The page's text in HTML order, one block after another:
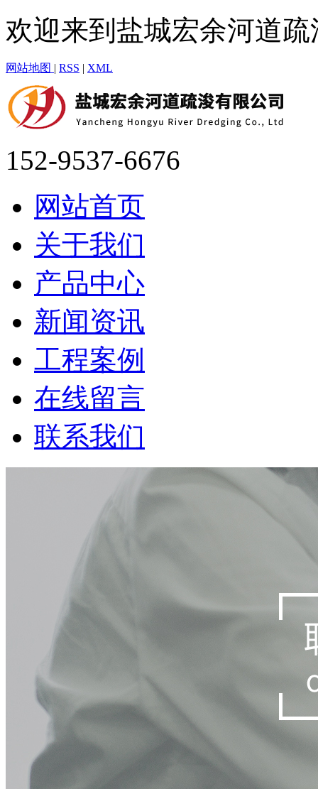
欢迎来到盐城宏余河道
网站地图 | RSS | XML
152-9537-6676
网站首页
关于我们
产品中心
新闻资讯
工程案例
在线留言
联系我们